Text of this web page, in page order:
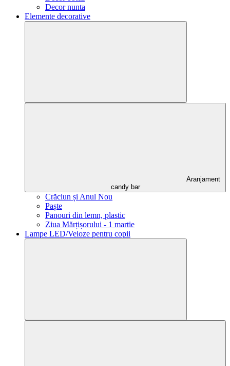
Decor nunta
Elemente decorative
Aranjament
candy bar
Crăciun și Anul Nou
Paște
Panouri din lemn, plastic
Ziua Mărțișorului - 1 martie
Lampe LED/Veioze pentru copii